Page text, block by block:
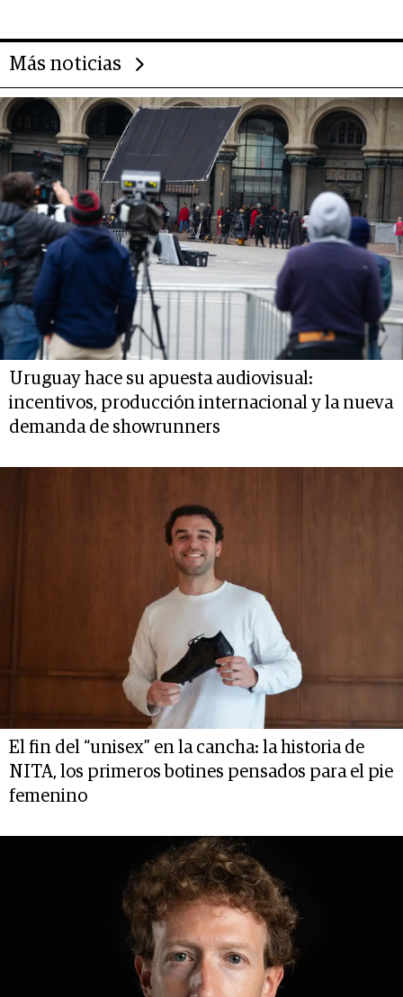
Más noticias
Uruguay hace su apuesta audiovisual:
incentivos, producción internacional y la nueva
demanda de showrunners
El fin del “unisex” en la cancha: la historia de
NITA, los primeros botines pensados para el pie
femenino